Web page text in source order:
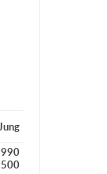
Jung
990
500